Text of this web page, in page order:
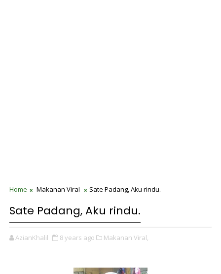
Home Makanan Viral Sate Padang, Aku rindu.
Sate Padang, Aku rindu.
AzianKhalil 8 years ago Makanan Viral,